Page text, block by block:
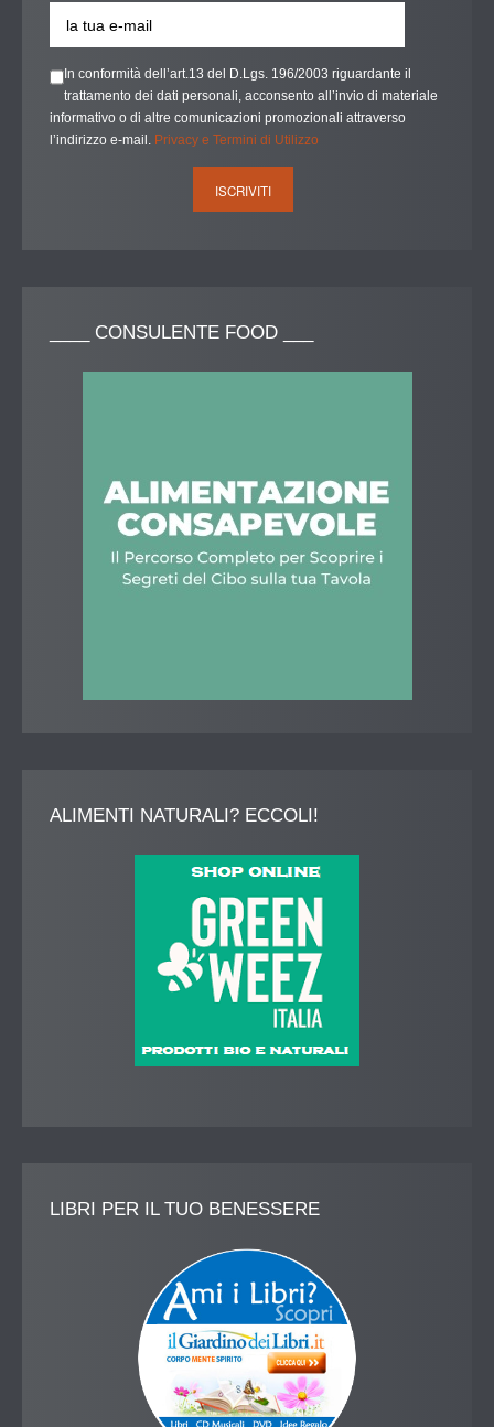
In conformità dell’art.13 del D.Lgs. 196/2003 riguardante il
trattamento dei dati personali, acconsento all’invio di materiale
informativo o di altre comunicazioni promozionali attraverso
l’indirizzo e-mail. Privacy e Termini di Utilizzo
CONSULENTE FOOD ___
ALIMENTI NATURALI? ECCOLI!
LIBRI PER IL TUO BENESSERE